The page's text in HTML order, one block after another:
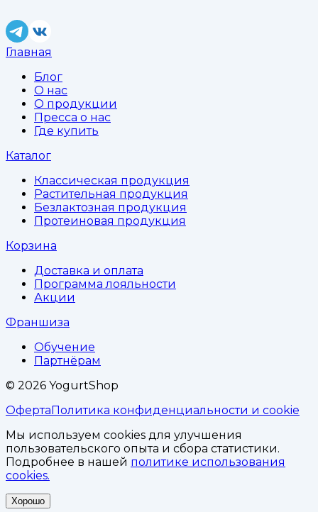
Главная
Блог
О нас
О продукции
Пресса о нас
Где купить
Каталог
Классическая продукция
Растительная продукция
Безлактозная продукция
Протеиновая продукция
Корзина
Доставка и оплата
Программа лояльности
Акции
Франшиза
Обучение
Партнёрам
© 2026 YogurtShop
ОфертаПолитика конфиденциальности и cookie
Мы используем cookies для улучшения
пользовательского опыта и сбора статистики.
Подробнее в нашей политике использования
cookies.
Хорошо